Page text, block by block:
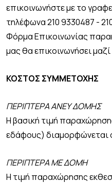
επικοινωνήστε με το
τηλέφωνα 210 9330487 -
Φόρμα Επικοινωνίας
μας θα επικοινωνήσει
ΚΟΣΤΟΣ ΣΥΜΜΕΤΟΧΗΣ
ΠΕΡΙΠΤΕΡΑ ΑΝΕΥ ΔΟΜΗΣ
Η βασική τιμή
εδάφους) διαμορφώνεται
ΠΕΡΙΠΤΕΡΑ ΜΕ ΔΟΜΗ
Η τιμή παραχώρησης